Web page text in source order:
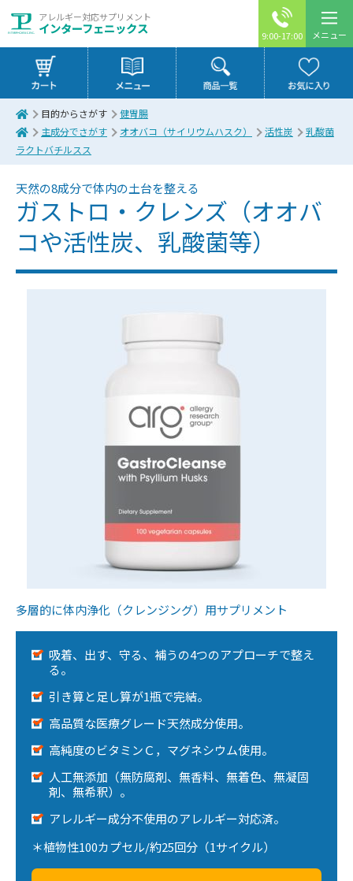
アレルギー対応サプリメント
インターフェニックス 9:00-17:00 メニュー
目的からさがす
健胃腸
主成分でさがす
オオバコ（サイリウムハスク） 活性炭
乳酸菌
ラクトバチルスス
天然の8成分で体内の土台を整える
ガストロ・クレンズ（オオバ
コや活性炭、乳酸菌等）
多層的に体内浄化（クレンジング）用サプリメント
吸着、出す、守る、補うの4つのアプローチで整え
る。
引き算と足し算が1瓶で完結。
高品質な医療グレード天然成分使用。
高純度のビタミンＣ，マグネシウム使用。
人工無添加（無防腐剤、無香料、無着色、無凝固
剤、無希釈）。
アレルギー成分不使用のアレルギー対応済。
＊植物性100カプセル/約25回分（1サイクル）